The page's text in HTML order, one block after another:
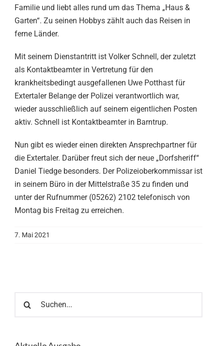
Familie und liebt alles rund um das Thema „Haus &
Garten“. Zu seinen Hobbys zählt auch das Reisen in
ferne Länder.
Mit seinem Dienstantritt ist Volker Schnell, der zuletzt
als Kontaktbeamter in Vertretung für den
krankheitsbedingt ausgefallenen Uwe Potthast für
Extertaler Belange der Polizei verantwortlich war,
wieder ausschließlich auf seinem eigentlichen Posten
aktiv. Schnell ist Kontaktbeamter in Barntrup.
Nun gibt es wieder einen direkten Ansprechpartner für
die Extertaler. Darüber freut sich der neue „Dorfsheriff“
Daniel Tiedge besonders. Der Polizeioberkommissar ist
in seinem Büro in der Mittelstraße 35 zu finden und
unter der Rufnummer (05262) 2102 telefonisch von
Montag bis Freitag zu erreichen.
7. Mai 2021
nach: